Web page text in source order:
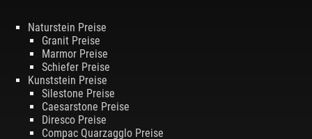
Naturstein Preise
Granit Preise
Marmor Preise
Schiefer Preise
Kunststein Preise
Silestone Preise
Caesarstone Preise
Diresco Preise
Compac Quarzagglo Preise